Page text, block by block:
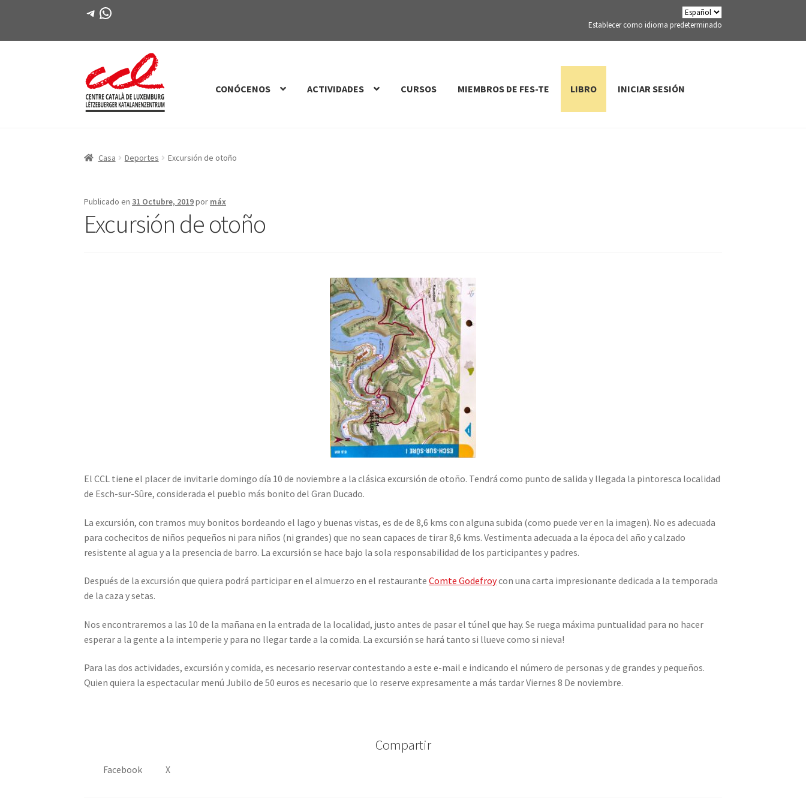
Telegrama
WhatsApp
Establecer como idioma predeterminado
Saltar
a
saltar
al
CONÓCENOS ACTIVIDADES CURSOS MIEMBROS DE FES-TE LIBRO INICIAR SESIÓN
Casa Deportes Excursión de otoño
Publicado en 31 Octubre, 2019por máx
Excursión de otoño
El CCL tiene el placer de invitarle domingo día 10 de noviembre a la clásica excursión de otoño. Tendrá como punto de salida y llegada la pintoresca localidad
de Esch-sur-Sûre, considerada el pueblo más bonito del Gran Ducado.
La excursión, con tramos muy bonitos bordeando el lago y buenas vistas, es de de 8,6 kms con alguna subida (como puede ver en la imagen). No es adecuada
para cochecitos de niños pequeños ni para niños (ni grandes) que no sean capaces de tirar 8,6 kms. Vestimenta adecuada a la época del año y calzado
resistente al agua y a la presencia de barro. La excursión se hace bajo la sola responsabilidad de los participantes y padres.
Después de la excursión que quiera podrá participar en el almuerzo en el restauranteComte Godefroycon una carta impresionante dedicada a la temporada
de la caza y setas.
Nos encontraremos a las 10 de la mañana en la entrada de la localidad, justo antes de pasar el túnel que hay. Se ruega máxima puntualidad para no hacer
esperar a la gente a la intemperie y para no llegar tarde a la comida. La excursión se hará tanto si llueve como si nieva!
Para las dos actividades, excursión y comida, es necesario reservar contestando a este e-mail e indicando el número de personas y de grandes y pequeños.
Quien quiera la espectacular menú Jubilo de 50 euros es necesario que lo reserve expresamente a más tardar Viernes 8 De noviembre.
Compartir
Facebook X